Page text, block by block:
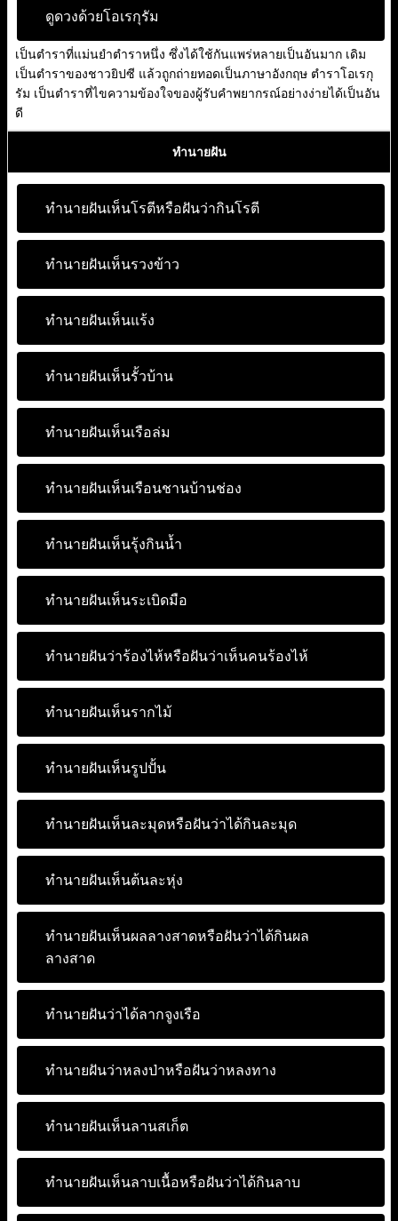
ดูดวงด้วยโอเรกุรัม
เป็นตำราที่แม่นยำตำราหนึ่ง ซึ่งได้ใช้กันแพร่หลายเป็นอันมาก เดิม
เป็นตำราของชาวยิปซี แล้วถูกถ่ายทอดเป็นภาษาอังกฤษ ตำราโอเรกุ
รัม เป็นตำราที่ไขความข้องใจของผู้รับคำพยากรณ์อย่างง่ายได้เป็นอัน
ดี
ทำนายฝัน
ทำนายฝันเห็นโรตีหรือฝันว่ากินโรตี
ทำนายฝันเห็นรวงข้าว
ทำนายฝันเห็นแร้ง
ทำนายฝันเห็นรั้วบ้าน
ทำนายฝันเห็นเรือล่ม
ทำนายฝันเห็นเรือนชานบ้านช่อง
ทำนายฝันเห็นรุ้งกินน้ำ
ทำนายฝันเห็นระเบิดมือ
ทำนายฝันว่าร้องไห้หรือฝันว่าเห็นคนร้องไห้
ทำนายฝันเห็นรากไม้
ทำนายฝันเห็นรูปปั้น
ทำนายฝันเห็นละมุดหรือฝันว่าได้กินละมุด
ทำนายฝันเห็นต้นละหุ่ง
ทำนายฝันเห็นผลลางสาดหรือฝันว่าได้กินผล
ลางสาด
ทำนายฝันว่าได้ลากจูงเรือ
ทำนายฝันว่าหลงป่าหรือฝันว่าหลงทาง
ทำนายฝันเห็นลานสเก็ต
ทำนายฝันเห็นลาบเนื้อหรือฝันว่าได้กินลาบ